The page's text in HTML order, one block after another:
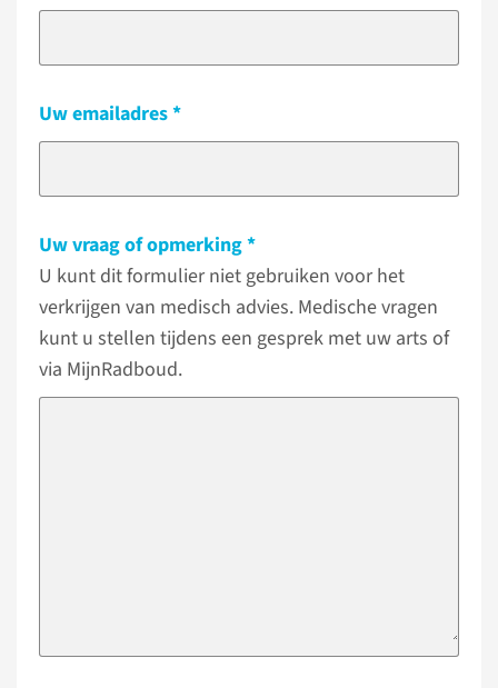
Uw emailadres
Uw vraag of opmerking
U kunt dit formulier niet gebruiken voor het
verkrijgen van medisch advies. Medische vragen
kunt u stellen tijdens een gesprek met uw arts of
via MijnRadboud.